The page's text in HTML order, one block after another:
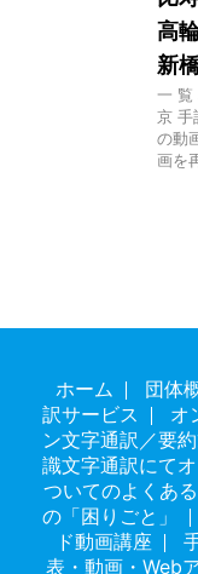
高
新
一
京 手
の動
画を
ホーム 団体
訳サービス
オ
ン文字通訳／要
識文字通訳にて
ついてのよくある
の「困りごと」
ド動画講座
表・動画・Web